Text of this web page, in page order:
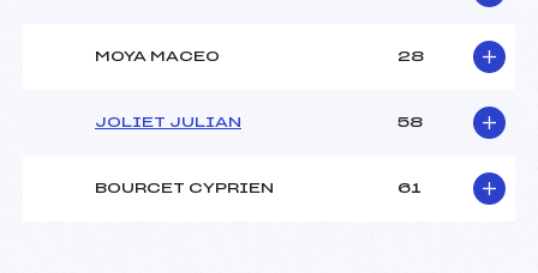
MOYA MACEO 28
JOLIET JULIAN 58
BOURCET CYPRIEN 61